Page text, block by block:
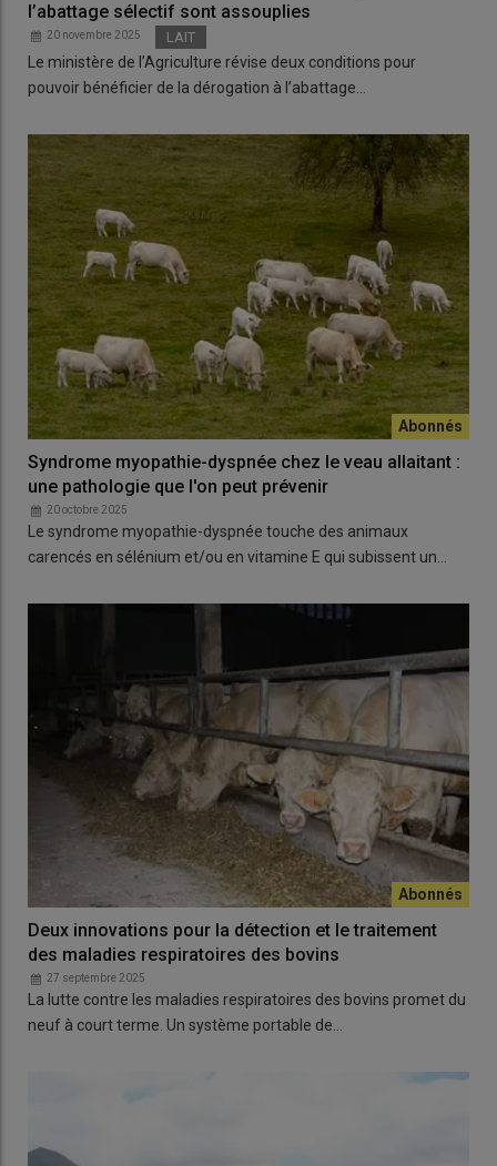
l’abattage sélectif sont assouplies
20 novembre 2025 LAIT
Le ministère de l’Agriculture révise deux conditions pour
pouvoir bénéficier de la dérogation à l’abattage…
Syndrome myopathie-dyspnée chez le veau allaitant :
une pathologie que l'on peut prévenir
20 octobre 2025
Le syndrome myopathie-dyspnée touche des animaux
carencés en sélénium et/ou en vitamine E qui subissent un…
Deux innovations pour la détection et le traitement
des maladies respiratoires des bovins
27 septembre 2025
La lutte contre les maladies respiratoires des bovins promet du
neuf à court terme. Un système portable de…